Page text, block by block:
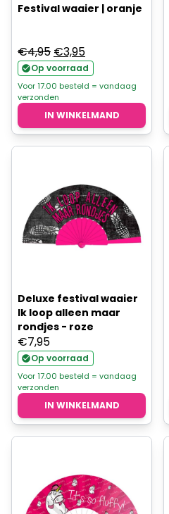
Festival waaier | oranje
€4,95 Oorspronkelijke
prijs
was:
€4,95.
€3,95Huidige
prijs
is:
€3,95.
Op voorraad
Voor 17.00 besteld = vandaag
verzonden
IN WINKELMAND
Deluxe festival waaier
Ik loop alleen maar
rondjes - roze
€7,95
Op voorraad
Voor 17.00 besteld = vandaag
verzonden
IN WINKELMAND